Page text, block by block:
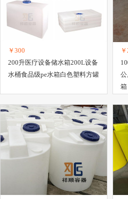
￥300
200升医疗设备储水箱200L设备
水桶食品级pe水箱白色塑料方罐
箱